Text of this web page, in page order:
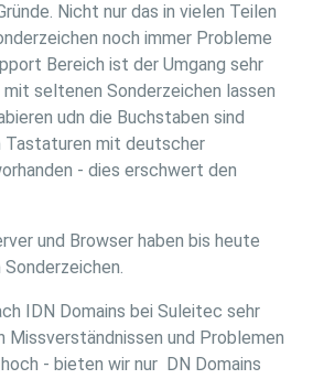
Nicht nur das in vielen Teilen
noch immer Probleme
Bereich ist der Umgang sehr
seltenen Sonderzeichen lassen
udn die Buchstaben sind
Tastaturen mit deutscher
- dies erschwert den
und Browser haben bis heute
IDN Domains bei Suleitec sehr
Missverständnissen und Problemen
- bieten wir nur DN Domains